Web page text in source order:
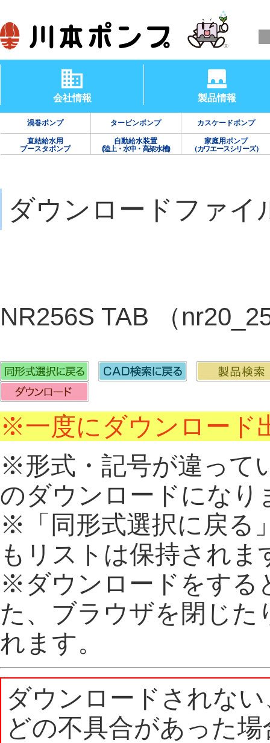
会社情報 製品情報
渦巻ポンプ タービンポンプ カスケードポンプ
直結給水用
ブースタポンプ
自動給水装置
(陸上・水中・高架水槽)
家庭用ポンプ
（カワエースシリーズ）
ダウンロードファイ
NR256S TAB （
※一度にダウンロード
※形式・記号が違って
のダウンロードになり
※「同形式選択に戻る
もリストは保持されま
※ダウンロードをする
た、ブラウザを閉じた
れます。
ダウンロードされな
どの不具合があった